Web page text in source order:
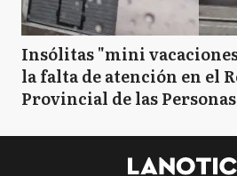
Insólitas "mini
la falta de atención en el
Provincial de las Personas